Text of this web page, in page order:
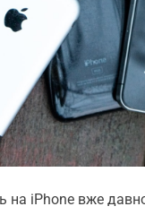
на iPhone вже